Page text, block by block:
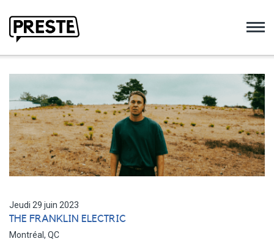
Jeudi 29 juin 2023
THE FRANKLIN ELECTRIC
Montréal, QC